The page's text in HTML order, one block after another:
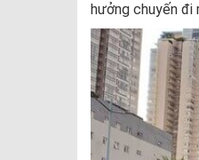
hưởng chuyến